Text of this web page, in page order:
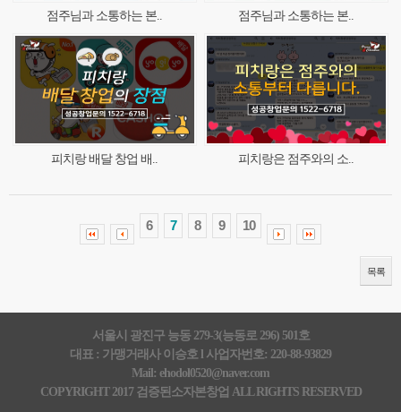
점주님과 소통하는 본.. 점주님과 소통하는 본..
피치랑 배달 창업 배.. 피치랑은 점주와의 소..
6 7 8 9 10
목록
서울시 광진구 능동 279-3(능동로 296) 501호
대표 : 가맹거래사 이승호 l 사업자번호: 220-88-93829
Mail: ehodol0520@naver.com
COPYRIGHT 2017 검증된소자본창업 ALL RIGHTS RESERVED